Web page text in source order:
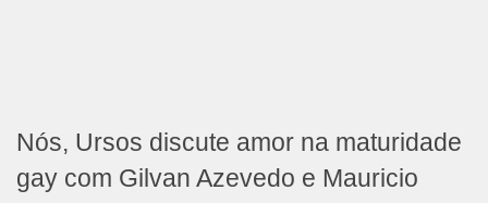
Nós, Ursos discute amor na maturidade
gay com Gilvan Azevedo e Mauricio